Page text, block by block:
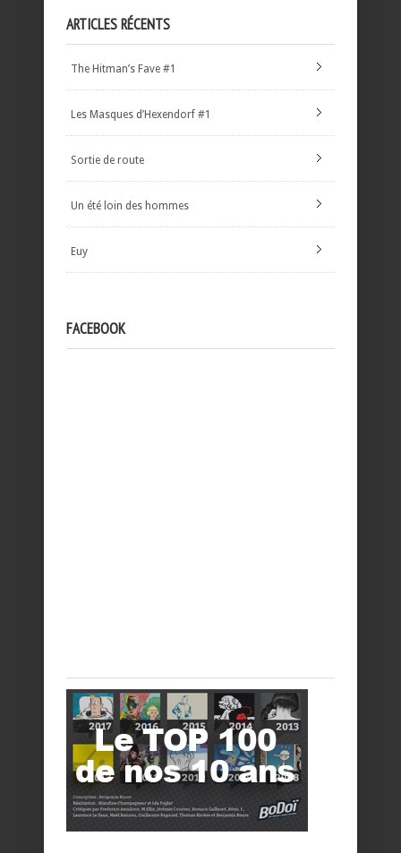
ARTICLES RÉCENTS
The Hitman’s Fave #1
Les Masques d’Hexendorf #1
Sortie de route
Un été loin des hommes
Euy
FACEBOOK